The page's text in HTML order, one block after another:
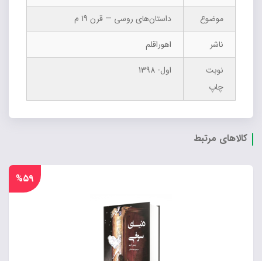
موضوع
داستان‌های روسی — قرن 19 م
ناشر
اهوراقلم
نوبت
چاپ
اول- 1398
کالاهای مرتبط
%۵۹